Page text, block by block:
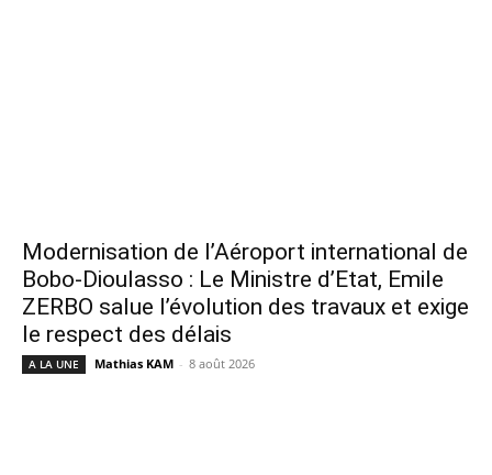
Modernisation de l’Aéroport international de
Bobo-Dioulasso : Le Ministre d’Etat, Emile
ZERBO salue l’évolution des travaux et exige
le respect des délais
A LA UNE Mathias KAM - 8 août 2026